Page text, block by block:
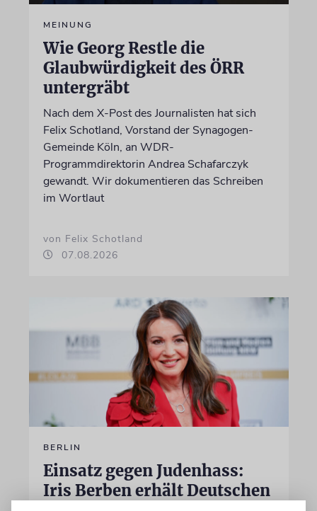
MEINUNG
Wie Georg Restle die
Glaubwürdigkeit des ÖRR
untergräbt
Nach dem X-Post des Journalisten hat sich
Felix Schotland, Vorstand der Synagogen-
Gemeinde Köln, an WDR-
Programmdirektorin Andrea Schafarczyk
gewandt. Wir dokumentieren das Schreiben
im Wortlaut
von Felix Schotland
07.08.2026
BERLIN
Einsatz gegen Judenhass:
Iris Berben erhält Deutschen